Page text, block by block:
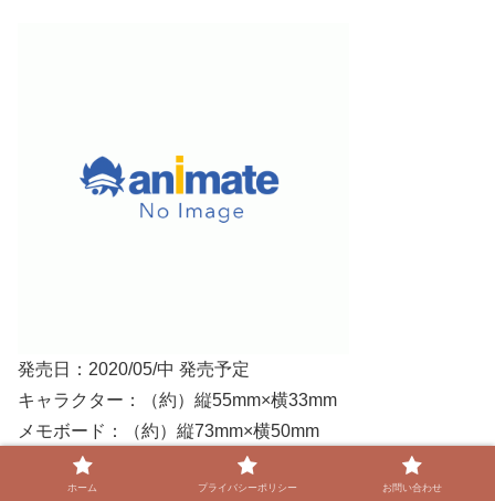
発売日：2020/05/中 発売予定
キャラクター：（約）縦55mm×横33mm
メモボード：（約）縦73mm×横50mm
台座：（約）縦40mm×横70mm
組み立て後：（約）高さ73mm×幅70mm×奥行き40mm
ホーム プライバシーポリシー お問い合わせ